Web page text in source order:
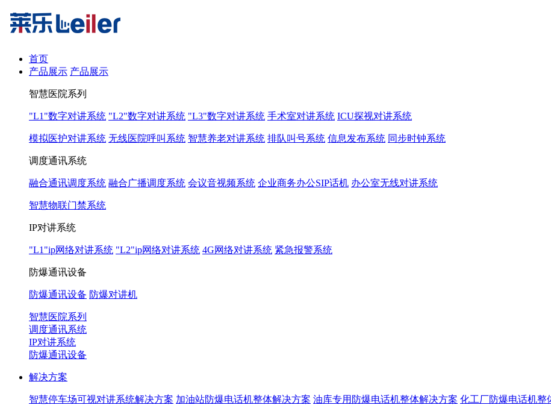
首页
产品展示 产品展示
智慧医院系列
"L1"数字对讲系统 "L2"数字对讲系统 "L3"数字对讲系统 手术室对讲系统 ICU探视对讲系统
模拟医护对讲系统 无线医院呼叫系统 智慧养老对讲系统 排队叫号系统 信息发布系统 同步时钟系统
调度通讯系统
融合通讯调度系统 融合广播调度系统 会议音视频系统 企业商务办公SIP话机 办公室无线对讲系统
智慧物联门禁系统
IP对讲系统
"L1"ip网络对讲系统 "L2"ip网络对讲系统 4G网络对讲系统 紧急报警系统
防爆通讯设备
防爆通讯设备 防爆对讲机
智慧医院系列
调度通讯系统
IP对讲系统
防爆通讯设备
解决方案
智慧停车场可视对讲系统解决方案 加油站防爆电话机整体解决方案 油库专用防爆电话机整体解决方案 化工厂防爆电话机整